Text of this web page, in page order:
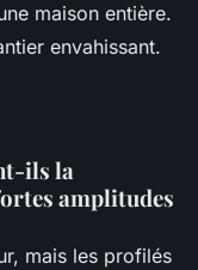
maison entière.
envahissant.
ils la
amplitudes
mais les profilés